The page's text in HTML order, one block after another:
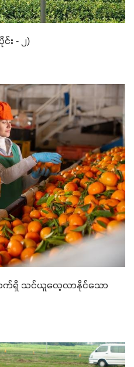
း - ၂)
က်ရှိ သင်ယူလေ့လာနိုင်သော